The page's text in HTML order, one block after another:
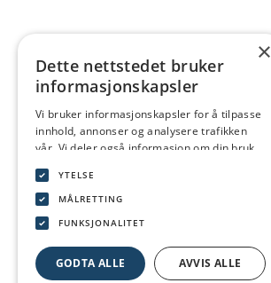
×
Dette nettstedet bruker
informasjonskapsler
Vi bruker informasjonskapsler for å tilpasse
innhold, annonser og analysere trafikken
vår. Vi deler også informasjon om din bruk
og analysepartnere som kan kombinere den
med annen informasjon du har gitt dem
eller som de har samlet inn fra din bruk av
tjenestene deres.
YTELSE
MÅLRETTING
FUNKSJONALITET
GODTA ALLE AVVIS ALLE